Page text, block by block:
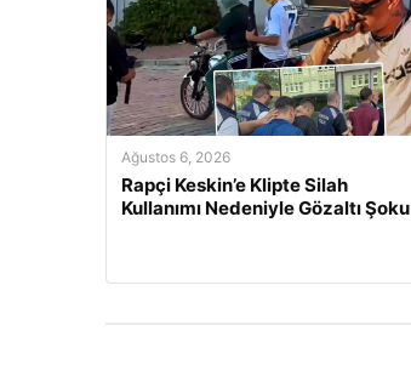
Ağustos 6, 2026
Rapçi Keskin’e Klipte Silah
Kullanımı Nedeniyle Gözaltı Şoku